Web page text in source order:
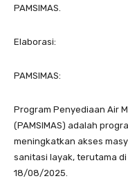
PAMSIMAS.
Elaborasi:
PAMSIMAS:
Program Penyediaan Air
(PAMSIMAS) adalah
meningkatkan akses
sanitasi layak, terutama
18/08/2025.